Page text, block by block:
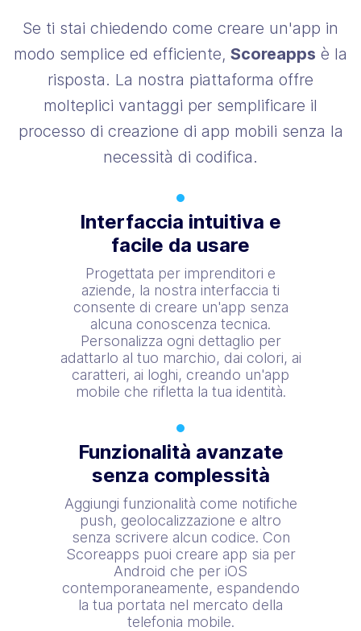
Se ti stai chiedendo come creare un'app in
modo semplice ed efficiente, Scoreapps è la
risposta. La nostra piattaforma offre
molteplici vantaggi per semplificare il
processo di creazione di app mobili senza la
necessità di codifica.
Interfaccia intuitiva e
facile da usare
Progettata per imprenditori e
aziende, la nostra interfaccia ti
consente di creare un'app senza
alcuna conoscenza tecnica.
Personalizza ogni dettaglio per
adattarlo al tuo marchio, dai colori, ai
caratteri, ai loghi, creando un'app
mobile che rifletta la tua identità.
Funzionalità avanzate
senza complessità
Aggiungi funzionalità come notifiche
push, geolocalizzazione e altro
senza scrivere alcun codice. Con
Scoreapps puoi creare app sia per
Android che per iOS
contemporaneamente, espandendo
la tua portata nel mercato della
telefonia mobile.